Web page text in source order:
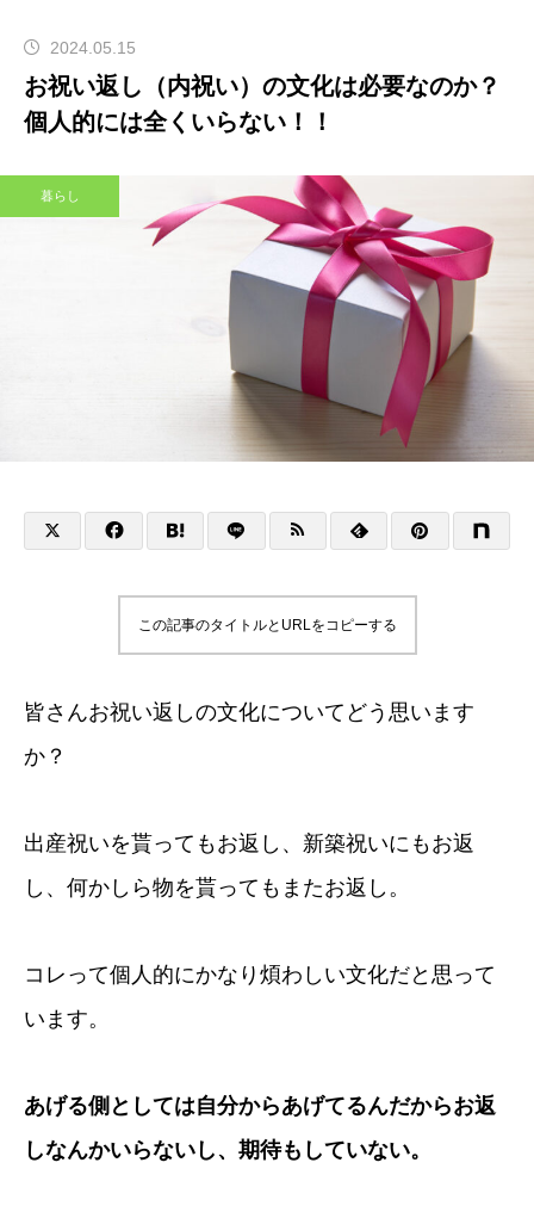
2024.05.15
お祝い返し（内祝い）の文化は必要なのか？
個人的には全くいらない！！
暮らし
この記事のタイトルとURLをコピーする
皆さんお祝い返しの文化についてどう思います
か？
出産祝いを貰ってもお返し、新築祝いにもお返
し、何かしら物を貰ってもまたお返し。
コレって個人的にかなり煩わしい文化だと思って
います。
あげる側としては自分からあげてるんだからお返
しなんかいらないし、期待もしていない。